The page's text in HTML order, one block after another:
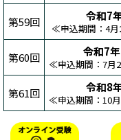
第59回 令和7
≪申込期間：4
第60回 令和7
≪申込期間：7月
第61回 令和8
≪申込期間：10